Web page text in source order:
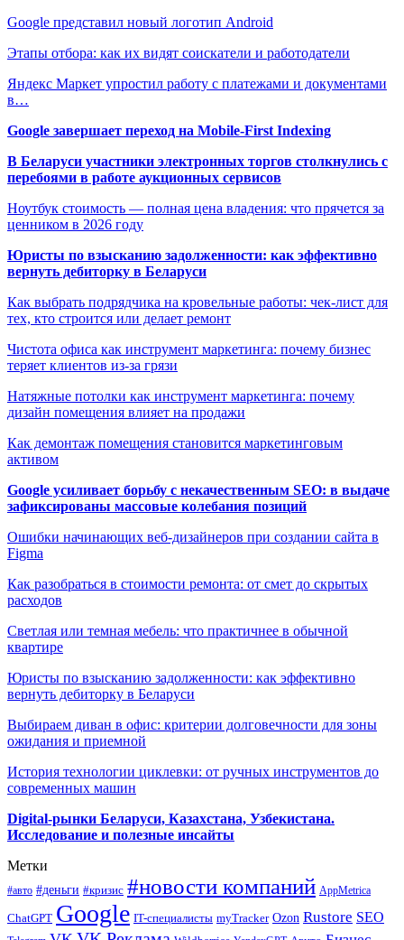
Google представил новый логотип Android
Этапы отбора: как их видят соискатели и работодатели
Яндекс Маркет упростил работу с платежами и документами
в…
Google завершает переход на Mobile-First Indexing
В Беларуси участники электронных торгов столкнулись с
перебоями в работе аукционных сервисов
Ноутбук стоимость — полная цена владения: что прячется за
ценником в 2026 году
Юристы по взысканию задолженности: как эффективно
вернуть дебиторку в Беларуси
Как выбрать подрядчика на кровельные работы: чек-лист для
тех, кто строится или делает ремонт
Чистота офиса как инструмент маркетинга: почему бизнес
теряет клиентов из-за грязи
Натяжные потолки как инструмент маркетинга: почему
дизайн помещения влияет на продажи
Как демонтаж помещения становится маркетинговым
активом
Google усиливает борьбу с некачественным SEO: в выдаче
зафиксированы массовые колебания позиций
Ошибки начинающих веб-дизайнеров при создании сайта в
Figma
Как разобраться в стоимости ремонта: от смет до скрытых
расходов
Светлая или темная мебель: что практичнее в обычной
квартире
Юристы по взысканию задолженности: как эффективно
вернуть дебиторку в Беларуси
Выбираем диван в офис: критерии долговечности для зоны
ожидания и приемной
История технологии циклевки: от ручных инструментов до
современных машин
Digital-рынки Беларуси, Казахстана, Узбекистана.
Исследование и полезные инсайты
Метки
#авто #деньги #кризис #новости компаний AppMetrica
ChatGPT Google IT-специалисты myTracker Ozon Rustore SEO